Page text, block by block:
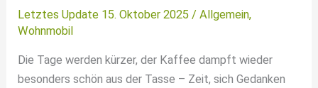
Letztes Update 15. Oktober 2025 /Allgemein,
Wohnmobil
Die Tage werden kürzer, der Kaffee dampft wieder
besonders schön aus der Tasse – Zeit, sich Gedanken